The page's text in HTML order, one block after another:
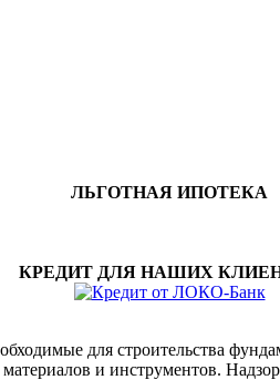
ЛЬГОТНАЯ ИПОТЕКА
КРЕДИТ ДЛЯ НАШИХ
для строительства
и инструментов.